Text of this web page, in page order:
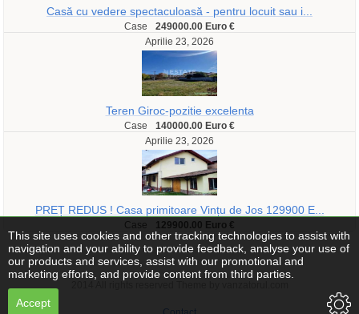
Casă cu vedere spectaculoasă - pentru locuit sau i...
Case
249000.00 Euro €
Aprilie 23, 2026
Teren Giroc-pozitie excelenta
Case
140000.00 Euro €
Aprilie 23, 2026
PREȚ REDUS ! Casa primitoare Vințu de Jos 129900 E...
Case 129900.00 Euro €
This site uses cookies and other tracking technologies to assist with
navigation and your ability to provide feedback, analyse your use of
our products and services, assist with our promotional and
marketing efforts, and provide content from third parties.
Accept